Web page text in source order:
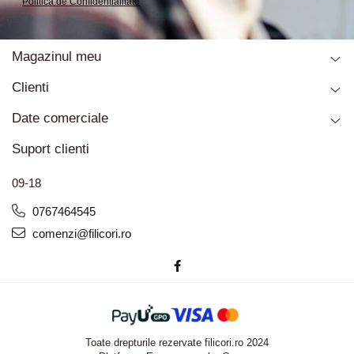
Magazinul meu
Clienti
Date comerciale
Suport clienti
09-18
0767464545
comenzi@filicori.ro
Toate drepturile rezervate filicori.ro 2024